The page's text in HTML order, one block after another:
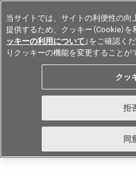
Japan
RoHS対応状況 /
ンロード
当サイトでは、サイトの利便性の
提供するため、クッキー（Cookie）
ッキーの利用について 」をご確認く
りクッキーの機能を変更することが
クッ
拒
同